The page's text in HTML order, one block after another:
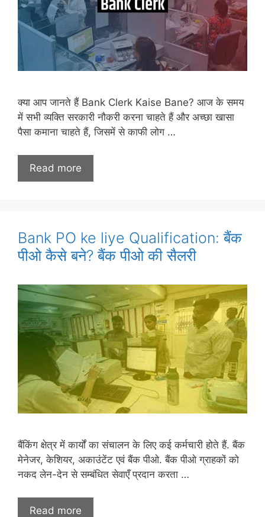
क्या आप जानते हैं Bank Clerk Kaise Bane? आज के समय
में सभी व्यक्ति सरकारी नौकरी करना चाहते हैं और अच्छा खासा
पैसा कमाना चाहते हैं, जिसमें से काफी लोग …
Read more
Bank PO ke liye Qualification: बैंक
पीओ कैसे बने? बैंक पीओ की सैलरी
बैंकिंग क्षेत्र में कार्यों का संचालन के लिए कई कर्मचारी होते हैं. बैंक
मेनेजर, केशियर, अकाउंटेंट एवं बैंक पीओ. बैंक पीओ ग्राहकों को
नकद लेन-देन से सम्बंधित सेवाएँ प्रदान करता …
Read more